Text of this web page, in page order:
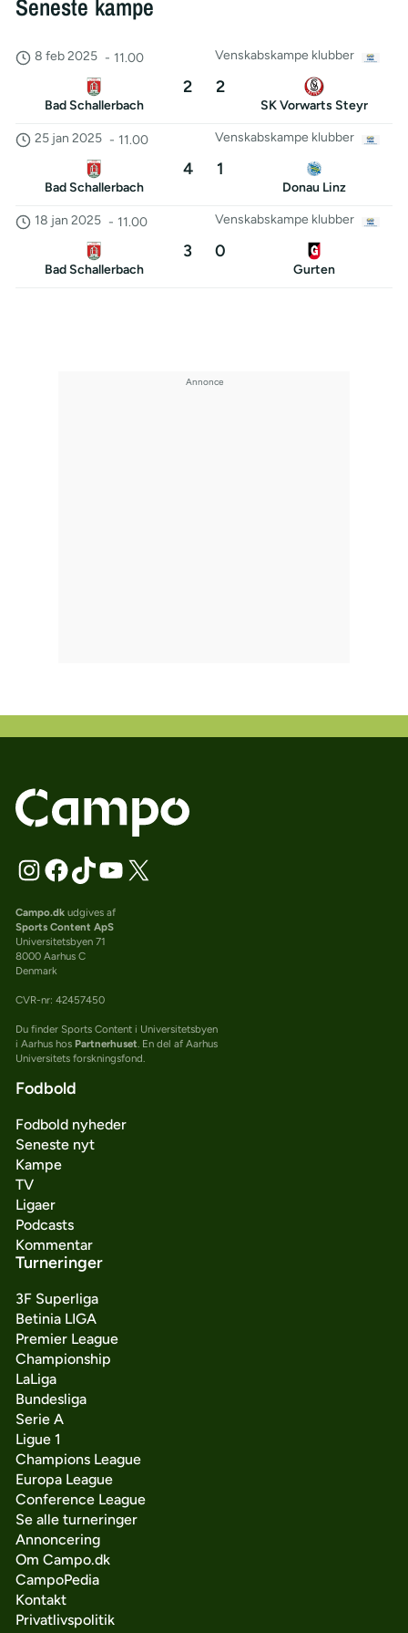
Seneste kampe
Venskabskampe klubber
8 feb 2025 - 11.00
Bad Schallerbach
2 2
SK Vorwarts Steyr
Venskabskampe klubber
25 jan 2025 - 11.00
Bad Schallerbach
4 1
Donau Linz
Venskabskampe klubber
18 jan 2025 - 11.00
Bad Schallerbach
3 0
Gurten
Campo.dkudgives af
Sports Content ApS
Universitetsbyen 71
8000 Aarhus C
Denmark
CVR-nr: 42457450
Du finder Sports Content i Universitetsbyen
i Aarhus hos Partnerhuset . En del af Aarhus
Universitets forskningsfond.
Fodbold
Fodbold nyheder
Seneste nyt
Kampe
TV
Ligaer
Podcasts
Kommentar
Turneringer
3F Superliga
Betinia LIGA
Premier League
Championship
LaLiga
Bundesliga
Serie A
Ligue 1
Champions League
Europa League
Conference League
Se alle turneringer
Annoncering
Om Campo.dk
CampoPedia
Kontakt
Privatlivspolitik